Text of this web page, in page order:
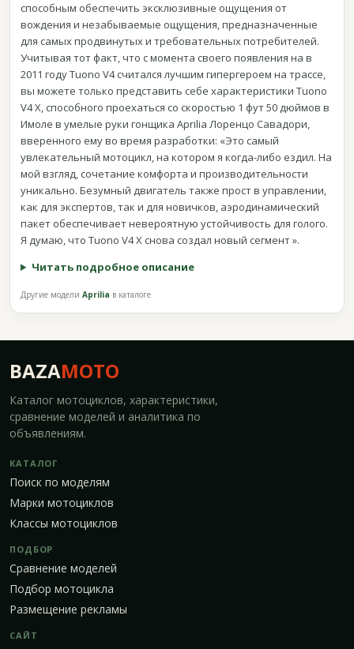
способным обеспечить эксклюзивные ощущения от
вождения и незабываемые ощущения, предназначенные
для самых продвинутых и требовательных потребителей.
Учитывая тот факт, что с момента своего появления на в
2011 году Tuono V4 считался лучшим гипергероем на трассе,
вы можете только представить себе характеристики Tuono
V4 X, способного проехаться со скоростью 1 фут 50 дюймов в
Имоле в умелые руки гонщика Aprilia Лоренцо Савадори,
вверенного ему во время разработки: «Это самый
увлекательный мотоцикл, на котором я когда-либо ездил. На
мой взгляд, сочетание комфорта и производительности
уникально. Безумный двигатель также прост в управлении,
как для экспертов, так и для новичков, аэродинамический
пакет обеспечивает невероятную устойчивость для голого.
Я думаю, что Tuono V4 X снова создал новый сегмент ».
Читать подробное описание
Другие модели Aprilia в каталоге
BAZAMOTO
Каталог мотоциклов, характеристики,
сравнение моделей и аналитика по
объявлениям.
КАТАЛОГ
Поиск по моделям
Марки мотоциклов
Классы мотоциклов
ПОДБОР
Сравнение моделей
Подбор мотоцикла
Размещение рекламы
САЙТ